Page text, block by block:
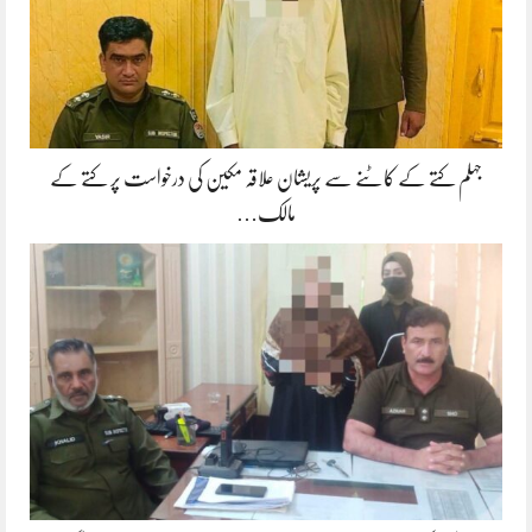
جہلم کتے کے کاٹنے سے پریشان علاقہ مکین کی درخواست پر کتے کے
مالک…